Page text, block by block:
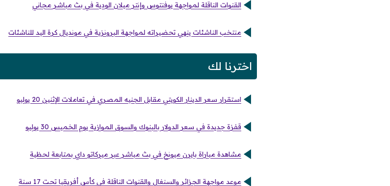
القنوات الناقلة لمواجهة يوفنتوس وإنتر ميلان الودية في بث مباشر مجاني
منتخب الناشئات ينهي تحضيراته لمواجهة البرونزية في مونديال كرة اليد للناشئات
اخترنا لك
استقرار سعر الدينار الكويتي مقابل الجنيه المصري في تعاملات الإثنين 20 يوليو
قفزة جديدة في سعر الدولار بالبنوك والسوق الموازية يوم الخميس 30 يوليو
مشاهدة مباراة بايرن ميونخ في بث مباشر عبر ميركاتو داي بمتابعة لحظية
موعد مواجهة الجزائر والسنغال والقنوات الناقلة في كأس أفريقيا تحت 17 سنة